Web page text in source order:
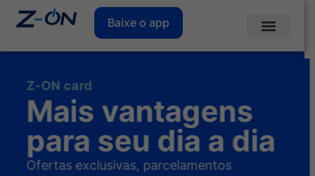
Baixe o app
Z-ON card
Mais vantagens
para seu dia a dia
Ofertas exclusivas, parcelamentos